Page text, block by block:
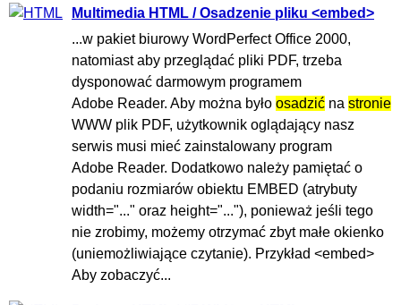
Multimedia HTML / Osadzenie pliku <embed>
...w pakiet biurowy WordPerfect Office 2000,
natomiast aby przeglądać pliki PDF, trzeba
dysponować darmowym programem
Adobe Reader. Aby można było osadzić na stronie
WWW plik PDF, użytkownik oglądający nasz
serwis musi mieć zainstalowany program
Adobe Reader. Dodatkowo należy pamiętać o
podaniu rozmiarów obiektu EMBED (atrybuty
width="..." oraz height="..."), ponieważ jeśli tego
nie zrobimy, możemy otrzymać zbyt małe okienko
(uniemożliwiające czytanie). Przykład <embed>
Aby zobaczyć...